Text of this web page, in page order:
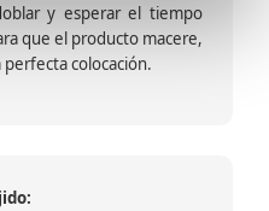
y esperar el tiempo
que el producto macere,
colocación.